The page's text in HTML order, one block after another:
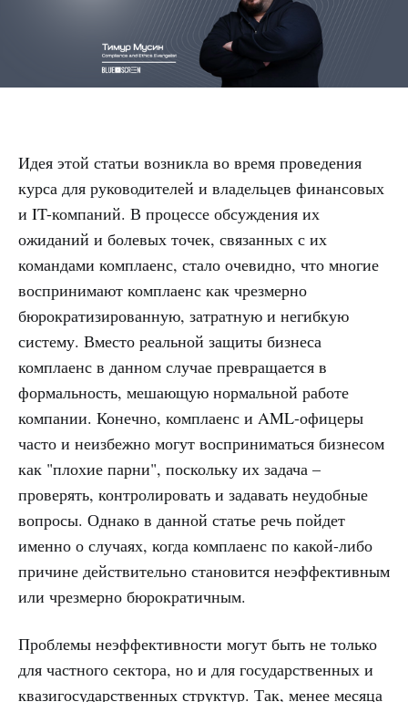
Идея этой статьи возникла во время проведения
курса для руководителей и владельцев финансовых
и IT-компаний. В процессе обсуждения их
ожиданий и болевых точек, связанных с их
командами комплаенс, стало очевидно, что многие
воспринимают комплаенс как чрезмерно
бюрократизированную, затратную и негибкую
систему. Вместо реальной защиты бизнеса
комплаенс в данном случае превращается в
формальность, мешающую нормальной работе
компании. Конечно, комплаенс и AML-офицеры
часто и неизбежно могут восприниматься бизнесом
как "плохие парни", поскольку их задача –
проверять, контролировать и задавать неудобные
вопросы. Однако в данной статье речь пойдет
именно о случаях, когда комплаенс по какой-либо
причине действительно становится неэффективным
или чрезмерно бюрократичным.
Проблемы неэффективности могут быть не только
для частного сектора, но и для государственных и
квазигосударственных структур. Так, менее месяца